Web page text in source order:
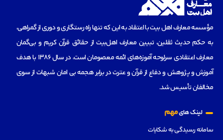
مؤسسه‌ معارف اهل بیت با اعتقاد به این که تنها راه رستگاری و دوری از گمراهی،
به حکم حدیث ثقلین، تبیین معارف اهل‌بیت از حقائق قرآن کریم و بی‌گمان
معارف اعتقادی سرلوحه آموزه‌های ائمه معصومان است، در سال 1386 با هدف
آموزش و پژوهش و دفاع از قرآن و عترت در برابر هجمه بی امان شبهات از سوی
مخالفان تأسیس شد.
لینک هایمهم
سامانه رسیدگی به شکایات